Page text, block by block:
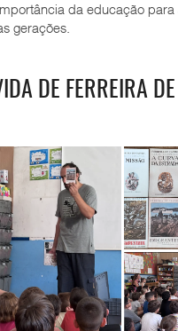
da educação
gerações.
DE FERREIRA DE